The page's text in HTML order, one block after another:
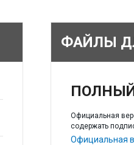
ФАЙЛЫ
Официальная
содержать
Официальная